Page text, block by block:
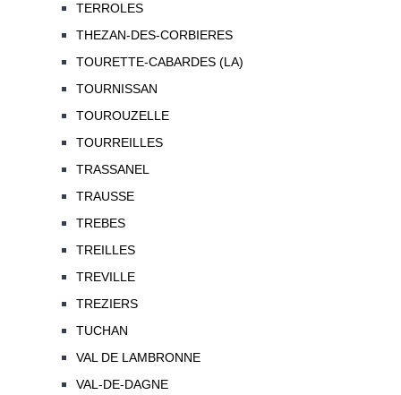
TERROLES
THEZAN-DES-CORBIERES
TOURETTE-CABARDES (LA)
TOURNISSAN
TOUROUZELLE
TOURREILLES
TRASSANEL
TRAUSSE
TREBES
TREILLES
TREVILLE
TREZIERS
TUCHAN
VAL DE LAMBRONNE
VAL-DE-DAGNE